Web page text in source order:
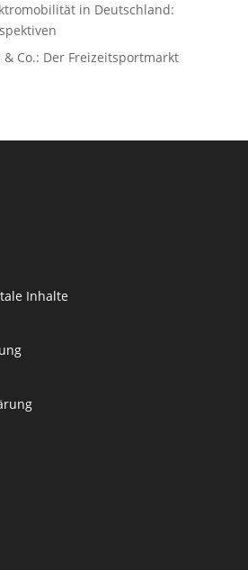
in Deutschland:
& Co.: Der Freizeitsportmarkt
Inhalte